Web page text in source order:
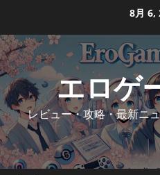
content
8月 6,
エロゲ
レビュー・攻略・最新ニ